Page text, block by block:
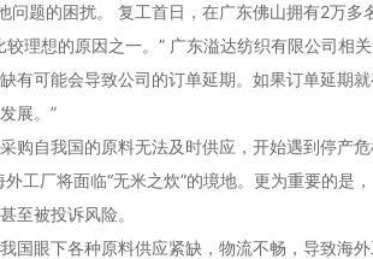
题的困扰。 复工首日，在广东佛山拥有2万多
理想的原因之一。” 广东溢达纺织有限公司相
可能会导致公司的订单延期。如果订单延期
展。”
自我国的原料无法及时供应，开始遇到停产危
工厂将面临“无米之炊”的境地。更为重要的是
至被投诉风险。
眼下各种原料供应紧缺，物流不畅，导致海